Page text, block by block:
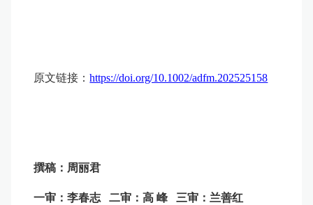
原文链接：https://doi.org/10.1002/adfm.202525158
撰稿：周丽君
一审：李春志 二审：高 峰 三审：兰善红